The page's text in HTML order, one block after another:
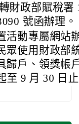
財政部賦稅署
號函辦理。
活動專屬網站
眾使用財政部
歸戶、領獎帳
至 9 月 30 日